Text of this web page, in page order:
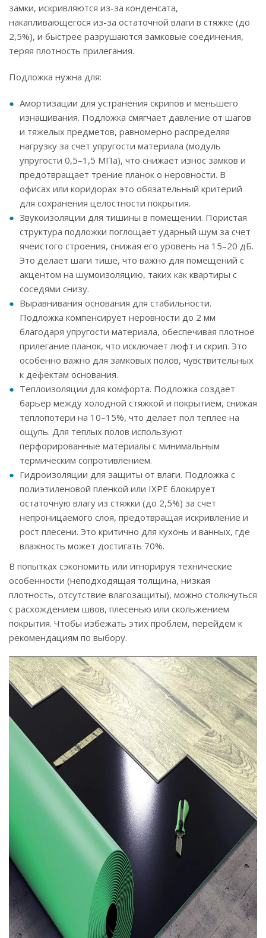
замки, искривляются из-за конденсата,
накапливающегося из-за остаточной влаги в стяжке (до
2,5%), и быстрее разрушаются замковые соединения,
теряя плотность прилегания.
Подложка нужна для:
Амортизации для устранения скрипов и меньшего
изнашивания. Подложка смягчает давление от шагов
и тяжелых предметов, равномерно распределяя
нагрузку за счет упругости материала (модуль
упругости 0,5–1,5 МПа), что снижает износ замков и
предотвращает трение планок о неровности. В
офисах или коридорах это обязательный критерий
для сохранения целостности покрытия.
Звукоизоляции для тишины в помещении. Пористая
структура подложки поглощает ударный шум за счет
ячеистого строения, снижая его уровень на 15–20 дБ.
Это делает шаги тише, что важно для помещений с
акцентом на шумоизоляцию, таких как квартиры с
соседями снизу.
Выравнивания основания для стабильности.
Подложка компенсирует неровности до 2 мм
благодаря упругости материала, обеспечивая плотное
прилегание планок, что исключает люфт и скрип. Это
особенно важно для замковых полов, чувствительных
к дефектам основания.
Теплоизоляции для комфорта. Подложка создает
барьер между холодной стяжкой и покрытием, снижая
теплопотери на 10–15%, что делает пол теплее на
ощупь. Для теплых полов используют
перфорированные материалы с минимальным
термическим сопротивлением.
Гидроизоляции для защиты от влаги. Подложка с
полиэтиленовой пленкой или IXPE блокирует
остаточную влагу из стяжки (до 2,5%) за счет
непроницаемого слоя, предотвращая искривление и
рост плесени. Это критично для кухонь и ванных, где
влажность может достигать 70%.
В попытках сэкономить или игнорируя технические
особенности (неподходящая толщина, низкая
плотность, отсутствие влагозащиты), можно столкнуться
с расхождением швов, плесенью или скольжением
покрытия. Чтобы избежать этих проблем, перейдем к
рекомендациям по выбору.